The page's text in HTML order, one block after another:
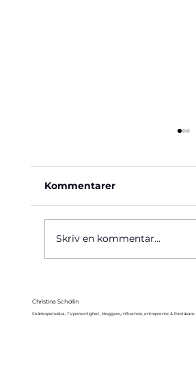
Kommentarer
Skriv en kommentar...
Christina Schollin
Skådespelerska, TV-personlighet, bloggare, influencer, entreprenör, & föreläsare.